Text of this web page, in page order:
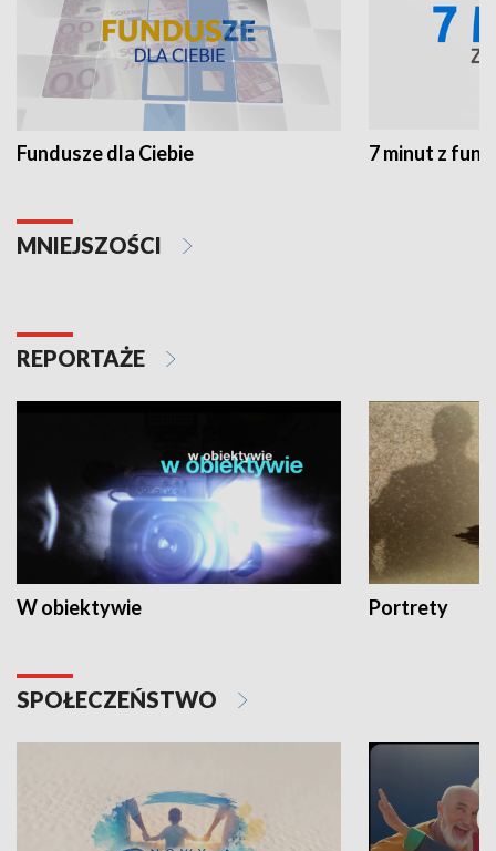
Fundusze dla Ciebie 7 minut z
MNIEJSZOŚCI
REPORTAŻE
W obiektywie Portrety
SPOŁECZEŃSTWO